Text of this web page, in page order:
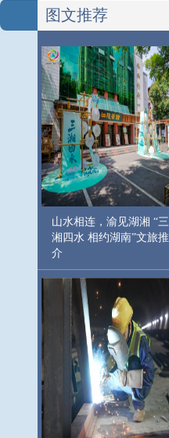
图文推荐
山水相连，渝见湖湘 “三
湘四水 相约湖南”文旅推
介